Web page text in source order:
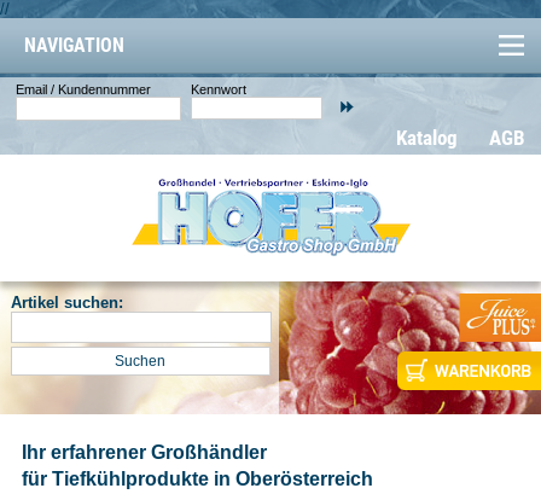
//
NAVIGATION
Email / Kundennummer Kennwort
AGB
Katalog
Artikel suchen:
Ihr erfahrener Großhändler
für Tiefkühlprodukte in Oberösterreich